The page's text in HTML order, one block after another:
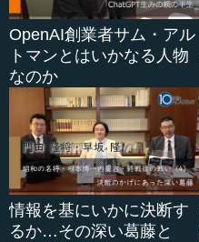
OpenAI創業者サム・アル
トマンとはいかなる人物
なのか
情報を基にいかに決断す
るか…その深い葛藤と